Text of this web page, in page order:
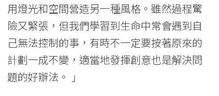
用燈光和空間營造另一種風格。雖然過程驚
險又緊張，但我們學習到生命中常會遇到自
己無法控制的事，有時不一定要按著原來的
計劃一成不變，適當地發揮創意也是解決問
題的好辦法。 」